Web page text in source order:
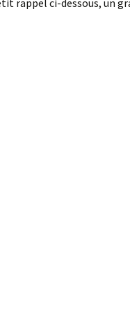
rappel ci-dessous, un